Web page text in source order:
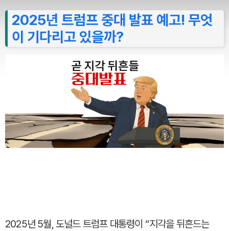
2025년 트럼프 중대 발표 예고! 무엇
이 기다리고 있을까?
2025년 5월, 도널드 트럼프 대통령이 “지각을 뒤흔드는